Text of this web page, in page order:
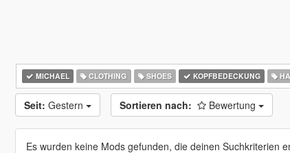
MICHAEL CLOTHING SHOES KOPFBEDECKUNG
Seit: Gestern Sortieren nach: Bewertung
Es wurden keine Mods gefunden, die deinen Suchkriterien